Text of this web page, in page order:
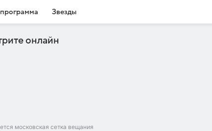
Звезды
онлайн
московская сетка вещания